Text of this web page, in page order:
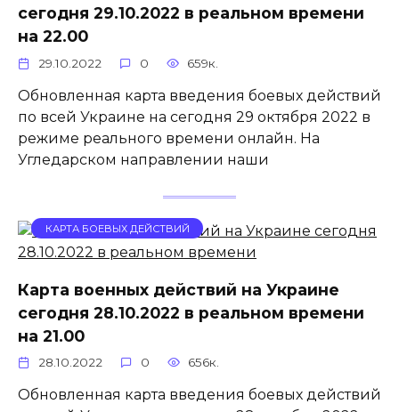
сегодня 29.10.2022 в реальном времени
на 22.00
29.10.2022 0 659к.
Обновленная карта введения боевых действий
по всей Украине на сегодня 29 октября 2022 в
режиме реального времени онлайн. На
Угледарском направлении наши
КАРТА БОЕВЫХ ДЕЙСТВИЙ
Карта военных действий на Украине
сегодня 28.10.2022 в реальном времени
на 21.00
28.10.2022 0 656к.
Обновленная карта введения боевых действий